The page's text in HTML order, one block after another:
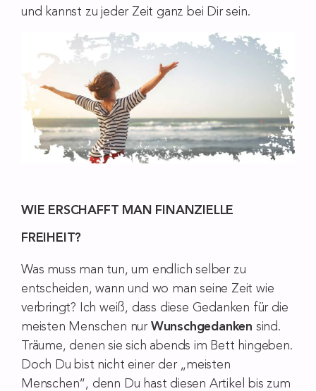
und kannst zu jeder Zeit ganz bei Dir sein.
WIE ERSCHAFFT MAN FINANZIELLE
FREIHEIT?
Was muss man tun, um endlich selber zu
entscheiden, wann und wo man seine Zeit wie
verbringt? Ich weiß, dass diese Gedanken für die
meisten Menschen nur Wunschgedanken sind.
Träume, denen sie sich abends im Bett hingeben.
Doch Du bist nicht einer der „meisten
Menschen“, denn Du hast diesen Artikel bis zum